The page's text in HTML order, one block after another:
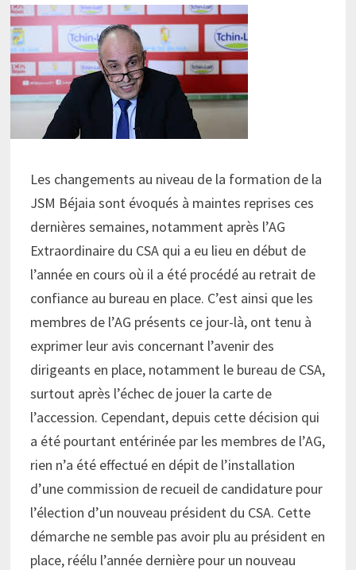
Les changements au niveau de la formation de la
JSM Béjaia sont évoqués à maintes reprises ces
dernières semaines, notamment après l’AG
Extraordinaire du CSA qui a eu lieu en début de
l’année en cours où il a été procédé au retrait de
confiance au bureau en place. C’est ainsi que les
membres de l’AG présents ce jour-là, ont tenu à
exprimer leur avis concernant l’avenir des
dirigeants en place, notamment le bureau de CSA,
surtout après l’échec de jouer la carte de
l’accession. Cependant, depuis cette décision qui
a été pourtant entérinée par les membres de l’AG,
rien n’a été effectué en dépit de l’installation
d’une commission de recueil de candidature pour
l’élection d’un nouveau président du CSA. Cette
démarche ne semble pas avoir plu au président en
place, réélu l’année dernière pour un nouveau